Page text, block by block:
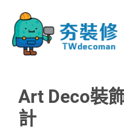
Art Deco裝
計